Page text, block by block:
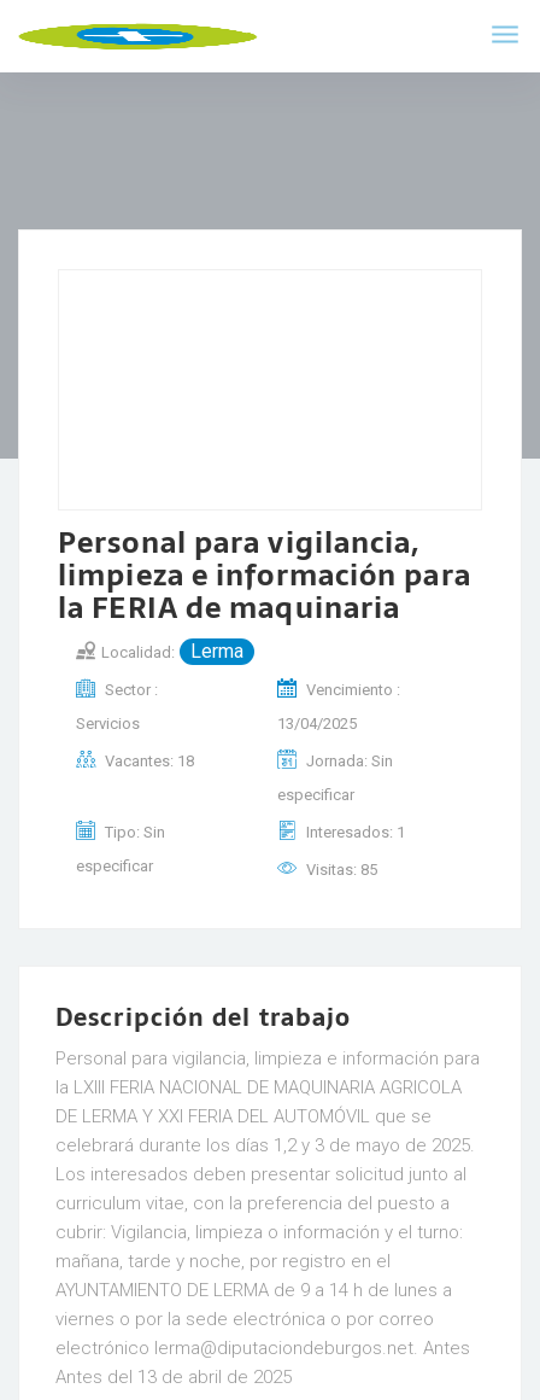
Personal para vigilancia,
limpieza e información para
la FERIA de maquinaria
Localidad: Lerma
Sector :
Servicios
Vencimiento :
13/04/2025
Vacantes: 18
Jornada: Sin
especificar
Tipo: Sin
especificar
Interesados: 1
Visitas: 85
Descripción del trabajo
Personal para vigilancia, limpieza e información para
la LXIII FERIA NACIONAL DE MAQUINARIA AGRICOLA
DE LERMA Y XXI FERIA DEL AUTOMÓVIL que se
celebrará durante los días 1,2 y 3 de mayo de 2025.
Los interesados deben presentar solicitud junto al
curriculum vitae, con la preferencia del puesto a
cubrir: Vigilancia, limpieza o información y el turno:
mañana, tarde y noche, por registro en el
AYUNTAMIENTO DE LERMA de 9 a 14 h de lunes a
viernes o por la sede electrónica o por correo
electrónico lerma@diputaciondeburgos.net. Antes
Antes del 13 de abril de 2025